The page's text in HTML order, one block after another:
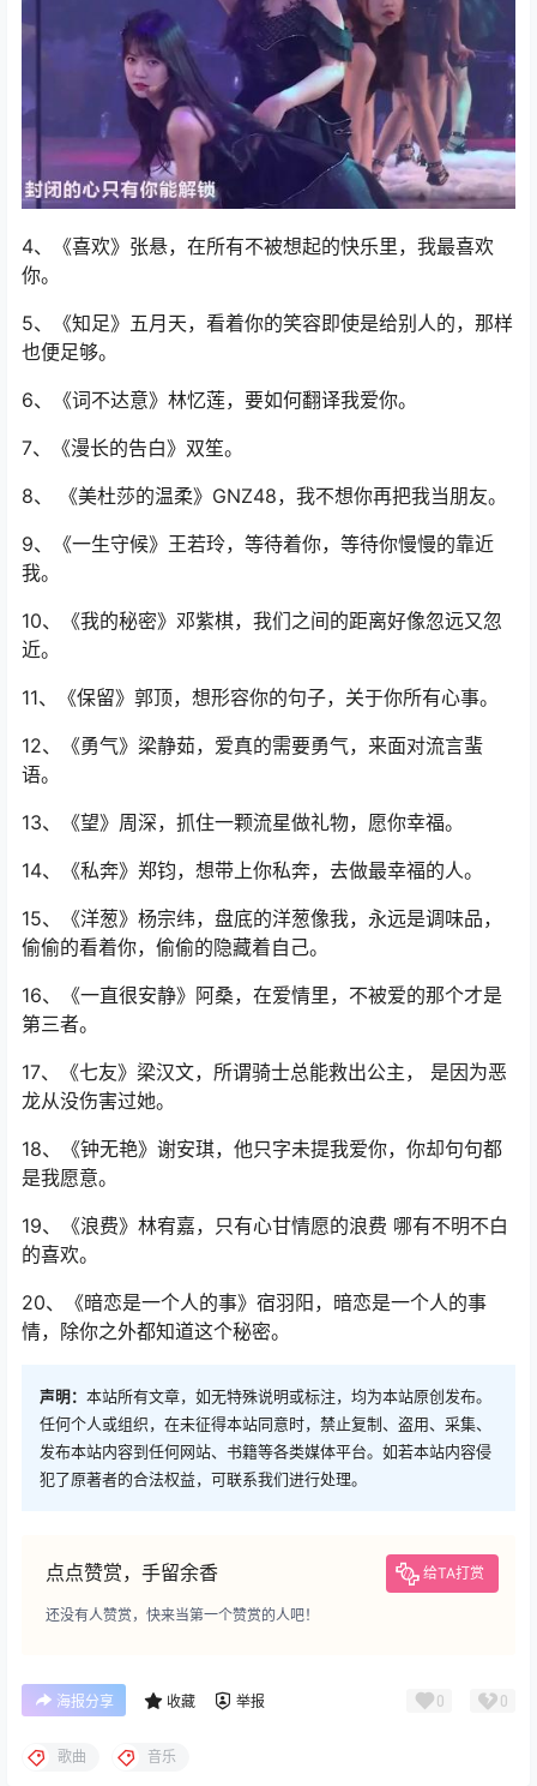
4、《喜欢》张悬，在所有不被想起的快乐里，我最喜欢
你。
5、《知足》五月天，看着你的笑容即使是给别人的，那样
也便足够。
6、《词不达意》林忆莲，要如何翻译我爱你。
7、《漫长的告白》双笙。
8、 《美杜莎的温柔》GNZ48，我不想你再把我当朋友。
9、《一生守候》王若玲，等待着你，等待你慢慢的靠近
我。
10、《我的秘密》邓紫棋，我们之间的距离好像忽远又忽
近。
11、《保留》郭顶，想形容你的句子，关于你所有心事。
12、《勇气》梁静茹，爱真的需要勇气，来面对流言蜚
语。
13、《望》周深，抓住一颗流星做礼物，愿你幸福。
14、《私奔》郑钧，想带上你私奔，去做最幸福的人。
15、《洋葱》杨宗纬，盘底的洋葱像我，永远是调味品，
偷偷的看着你，偷偷的隐藏着自己。
16、《一直很安静》阿桑，在爱情里，不被爱的那个才是
第三者。
17、《七友》梁汉文，所谓骑士总能救出公主， 是因为恶
龙从没伤害过她。
18、《钟无艳》谢安琪，他只字未提我爱你，你却句句都
是我愿意。
19、《浪费》林宥嘉，只有心甘情愿的浪费 哪有不明不白
的喜欢。
20、《暗恋是一个人的事》宿羽阳，暗恋是一个人的事
情，除你之外都知道这个秘密。
声明： 本站所有文章，如无特殊说明或标注，均为本站原创发布。
任何个人或组织，在未征得本站同意时，禁止复制、盗用、采集、
发布本站内容到任何网站、书籍等各类媒体平台。如若本站内容侵
犯了原著者的合法权益，可联系我们进行处理。
点点赞赏，手留余香 给TA打赏
还没有人赞赏，快来当第一个赞赏的人吧！
海报分享 收藏 举报 0 0
歌曲 音乐